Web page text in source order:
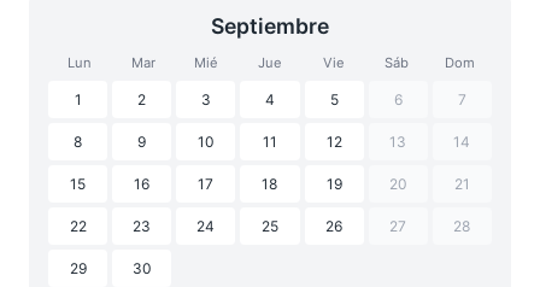
Septiembre
Lun Mar Mié Jue Vie Sáb Dom
1 2 3 4 5 6 7
8 9 10 11 12 13 14
15 16 17 18 19 20 21
22 23 24 25 26 27 28
29 30